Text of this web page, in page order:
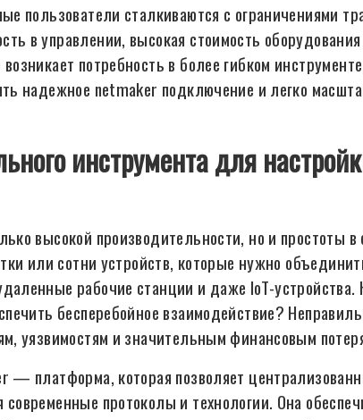
пользователи сталкиваются с ограничениями
в управлении, высокая стоимость
потребность в более гибком
надежное netmaker подключение и легко
инструмента для
высокой производительности, но и простоты
или сотни устройств, которые нужно
рабочие станции и даже IoT-устройства.
бесперебойное взаимодействие?
уязвимостям и значительным финансовым
платформа, которая позволяет
протоколы и технологии. Она